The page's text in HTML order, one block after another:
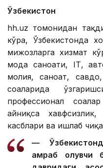
Ўзбекистон
hh.uz томонидан
кўра, Ўзбекистонда
мижозларга хизмат
мода саноати, IТ,
молия, саноат,
соҳаларида
профессионал
айниқса
касблари ва ишлаб
—
қамраб олувчи